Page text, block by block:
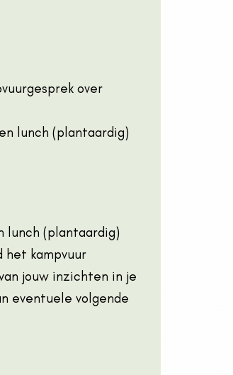
over
lunch (plantaardig)
lunch (plantaardig)
het kampvuur
jouw inzichten in je
eventuele volgende